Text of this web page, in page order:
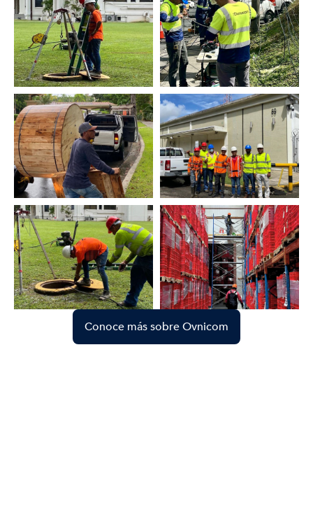
Conoce más sobre Ovnicom